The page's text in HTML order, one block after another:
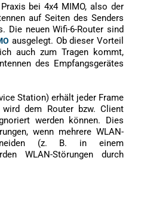
bei 4x4 MIMO, also der
auf Seiten des Senders
Die neuen Wifi-6-Router sind
ausgelegt. Ob dieser Vorteil
auch zum Tragen kommt,
des Empfangsgerätes
Station) erhält jeder Frame
dem Router bzw. Client
werden können. Dies
wenn mehrere WLAN-
(z. B. in einem
WLAN-Störungen durch